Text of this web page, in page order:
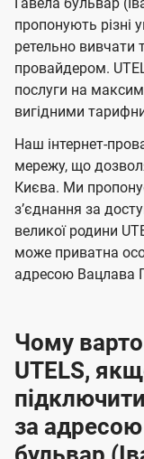
і
ї
U
t
e
l
s
б
а
ч
е
н
н
я
м
пропонують різні
ретельно вивчати
провайдером.
послуги на
вигідними
Наш інтернет-
мережу, що
Києва. Ми
зʼєднання за
великої родини
може приватна
адресою Вацлава
Чому варто
UTELS,
за